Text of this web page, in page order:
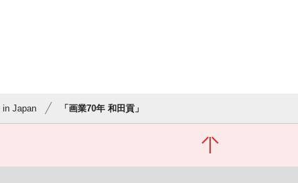
in Japan 「画業70年 和田貢」